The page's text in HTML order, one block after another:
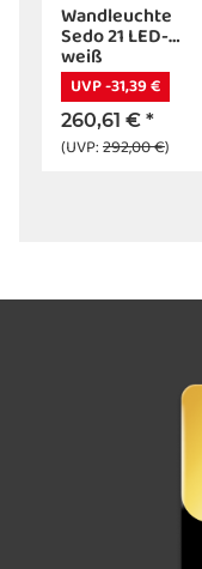
Wandleuchte
Sedo 21 LED-
weiß
UVP -31,39 €
260,61 € *
(UVP:292,00 €)